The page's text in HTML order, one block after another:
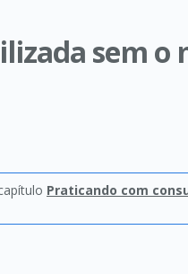
sem o
Praticando com